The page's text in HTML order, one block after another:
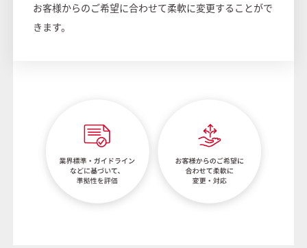
お客様からのご希望に合わせて柔軟に変更することがで
きます。